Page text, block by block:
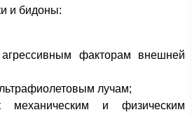
и бидоны:
агрессивным факторам внешней
лучам;
механическим и физическим